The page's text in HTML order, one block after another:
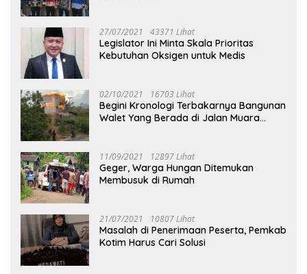
27/07/2021 43371 Lihat
Legislator Ini Minta Skala Prioritas
Kebutuhan Oksigen untuk Medis
02/10/2021 16703 Lihat
Begini Kronologi Terbakarnya Bangunan
Walet Yang Berada di Jalan Muara
11/09/2021 12897 Lihat
Geger, Warga Hungan Ditemukan
Membusuk di Rumah
21/07/2021 10807 Lihat
Masalah di Penerimaan Peserta, Pemkab
Kotim Harus Cari Solusi